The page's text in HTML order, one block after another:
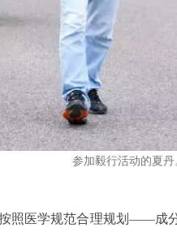
参加毅行活动的夏丹
照医学规范合理规划——成